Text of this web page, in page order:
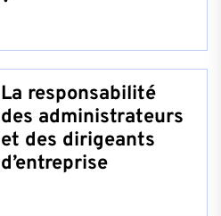
La responsabilité
des administrateurs
et des dirigeants
d’entreprise